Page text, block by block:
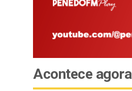
Acontece agora